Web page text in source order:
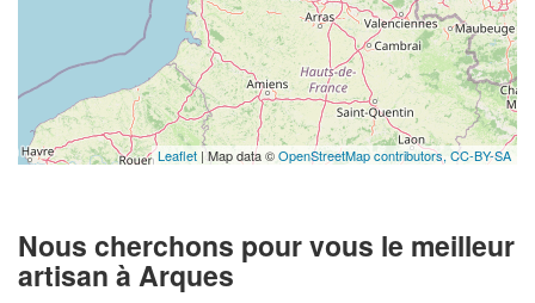
Leaflet | Map data ©OpenStreetMap contributors, CC-BY-SA
Nous cherchons pour vous le meilleur
artisan à Arques